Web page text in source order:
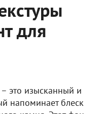
для
это изысканный и
напоминает блеск